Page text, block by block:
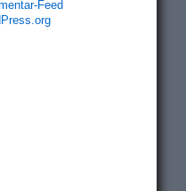
Feed